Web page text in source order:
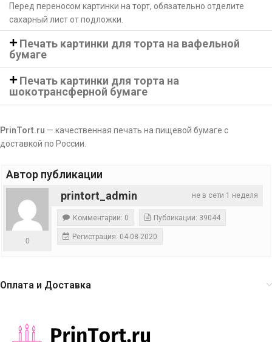
Перед переносом картинки на торт, обязательно отделите
сахарный лист от подложки.
Печать картинки для торта на вафельной
бумаге
Печать картинки для торта на
шокотрансферной бумаге
PrinTort.ru — качественная печать на пищевой бумаге с
доставкой по России.
Автор публикации
не в сети 1 неделя
printort_admin
0
Комментарии: 0 Публикации: 39044
Регистрация: 04-08-2020
Оплата и Доставка